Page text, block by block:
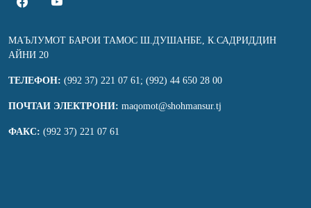
МАЪЛУМОТ БАРОИ ТАМОС Ш.ДУШАНБЕ, К.САДРИДДИН
АЙНИ 20
ТЕЛЕФОН: (992 37) 221 07 61; (992) 44 650 28 00
ПОЧТАИ ЭЛЕКТРОНИ: maqomot@shohmansur.tj
ФАКС: (992 37) 221 07 61